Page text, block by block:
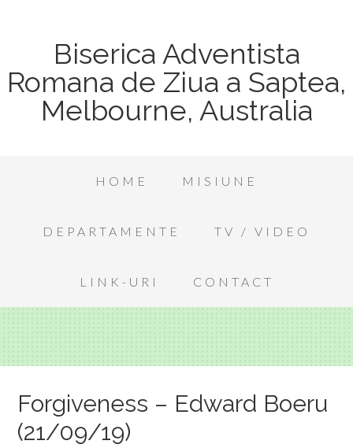
Biserica Adventista
Romana de Ziua a Saptea,
Melbourne, Australia
HOME MISIUNE
DEPARTAMENTE TV / VIDEO
LINK-URI CONTACT
Forgiveness – Edward Boeru
(21/09/19)